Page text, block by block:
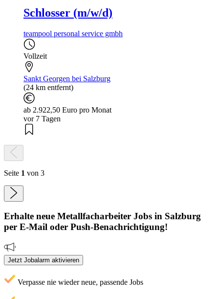
Schlosser (m/w/d)
teampool personal service gmbh
Vollzeit
Sankt Georgen bei Salzburg
(24 km entfernt)
ab 2.922,50 Euro pro Monat
vor 7 Tagen
Seite 1 von 3
Erhalte neue Metallfacharbeiter Jobs in Salzburg
per E-Mail oder Push-Benachrichtigung!
Jetzt Jobalarm aktivieren
Verpasse nie wieder neue, passende Jobs